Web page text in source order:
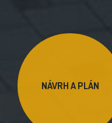
NÁVRH A PLÁN